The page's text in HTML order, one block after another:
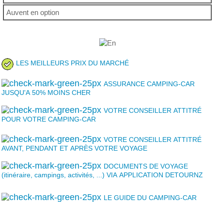
Auvent en option
LES MEILLEURS PRIX DU MARCHÉ
ASSURANCE CAMPING-CAR
JUSQU'A 50% MOINS CHER
VOTRE CONSEILLER ATTITRÉ
POUR VOTRE CAMPING-CAR
VOTRE CONSEILLER ATTITRÉ
AVANT, PENDANT ET APRÈS VOTRE VOYAGE
DOCUMENTS DE VOYAGE
(itinéraire, campings, activités, ...) VIA APPLICATION DETOURNZ
LE GUIDE DU CAMPING-CAR